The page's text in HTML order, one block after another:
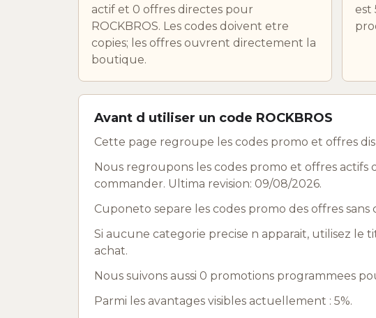
actif et 0 offres directes pour
ROCKBROS. Les codes doivent etre
copies; les offres ouvrent directement la
boutique.
est
Avant d utiliser un code ROCKBROS
Cette page regroupe les codes promo et offres
Nous regroupons les codes promo et offres actifs
commander. Ultima revision: 09/08/2026.
Cuponeto separe les codes promo des offres
Si aucune categorie precise n apparait, utilisez
achat.
Nous suivons aussi 0 promotions programmees
Parmi les avantages visibles actuellement : 5%.